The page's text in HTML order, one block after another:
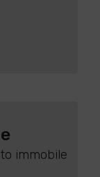
immobile